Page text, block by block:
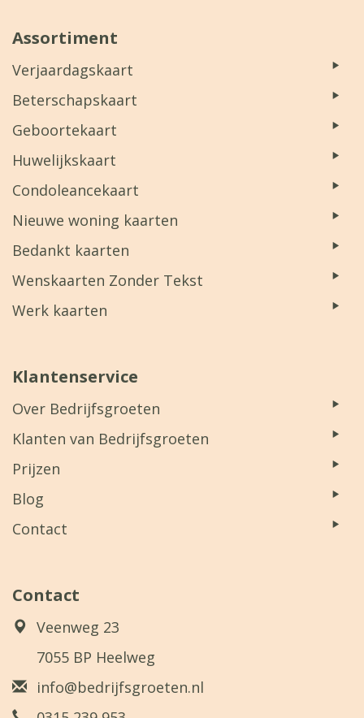
Assortiment
Verjaardagskaart
Beterschapskaart
Geboortekaart
Huwelijkskaart
Condoleancekaart
Nieuwe woning kaarten
Bedankt kaarten
Wenskaarten Zonder Tekst
Werk kaarten
Klantenservice
Over Bedrijfsgroeten
Klanten van Bedrijfsgroeten
Prijzen
Blog
Contact
Contact
Veenweg 23
7055 BP Heelweg
info@bedrijfsgroeten.nl